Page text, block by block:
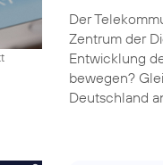
Der
Zentrum der
Entwicklung
bewegen?
Deutschland